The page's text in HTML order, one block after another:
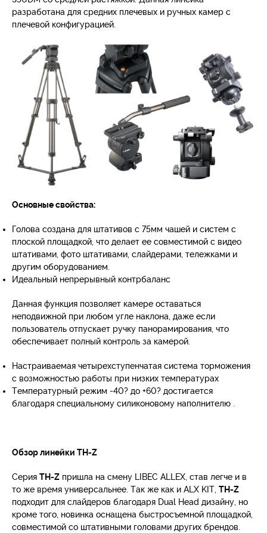
разработана для средних плечевых и ручных камер с
плечевой конфигурацией.
Основные свойства:
Голова создана для штативов с 75мм чашей и систем с
плоской площадкой, что делает ее совместимой с видео
штативами, фото штативами, слайдерами, тележками и
другим оборудованием.
Идеальный непрерывный контрбаланс
Данная функция позволяет камере оставаться
неподвижной при любом угле наклона, даже если
пользователь отпускает ручку панорамирования, что
обеспечивает полный контроль за камерой.
Настраиваемая четырехступенчатая система торможения
с возможностью работы при низких температурах
Температурный режим -40? до +60? достигается
благодаря специальному силиконовому наполнителю .
Обзор линейки TH-Z
Серия TH-Z пришла на смену LIBEC ALLEX, став легче и в
то же время универсальнее. Так же как и ALX KIT, TH-Z
подходит для слайдеров благодаря Dual Head дизайну, но
кроме того, новинка оснащена быстросъемной площадкой,
совместимой со штативными головами других брендов.